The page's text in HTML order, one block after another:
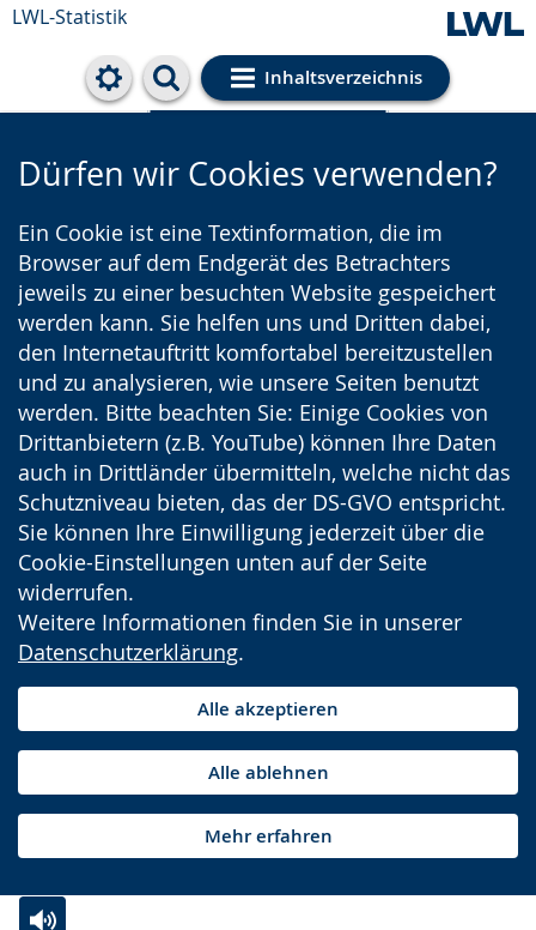
LWL-Statistik
Inhaltsverzeichnis
Cookie-Einstellungen
Dürfen wir Cookies verwenden?
Ein Cookie ist eine Textinformation, die im
Browser auf dem Endgerät des Betrachters
jeweils zu einer besuchten Website gespeichert
werden kann. Sie helfen uns und Dritten dabei,
den Internetauftritt komfortabel bereitzustellen
und zu analysieren, wie unsere Seiten benutzt
werden. Bitte beachten Sie: Einige Cookies von
Drittanbietern (z.B. YouTube) können Ihre Daten
auch in Drittländer übermitteln, welche nicht das
Schutzniveau bieten, das der DS-GVO entspricht.
Sie können Ihre Einwilligung jederzeit über die
Cookie-Einstellungen unten auf der Seite
widerrufen.
Weitere Informationen finden Sie in unserer
Datenschutzerklärung.
Alle akzeptieren
Alle ablehnen
Mehr erfahren